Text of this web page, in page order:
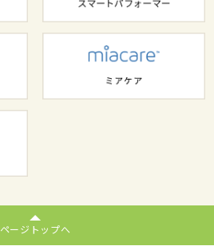
ページトップへ